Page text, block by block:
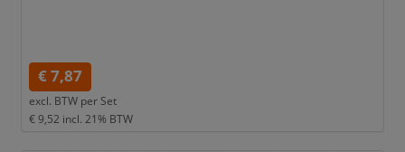
€ 7,87
excl. BTW per Set
€ 9,52 incl. 21% BTW